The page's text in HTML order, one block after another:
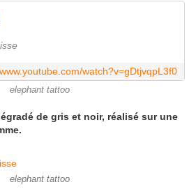
watch?v=gDtjvqpL3f0
elephant tattoo
de gris et noir, réalisé sur une
elephant tattoo